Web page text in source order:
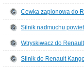
Cewka zaplonowa do
Silnik nadmuchu
Wtryskiwacz do
Silnik do Renault